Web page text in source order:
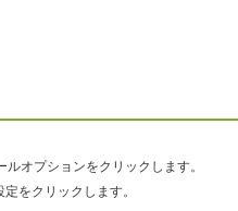
オプションをクリックします。
をクリックします。